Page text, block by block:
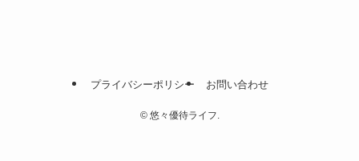
プライバシーポリシー お問い合わせ
©悠々優待ライフ.